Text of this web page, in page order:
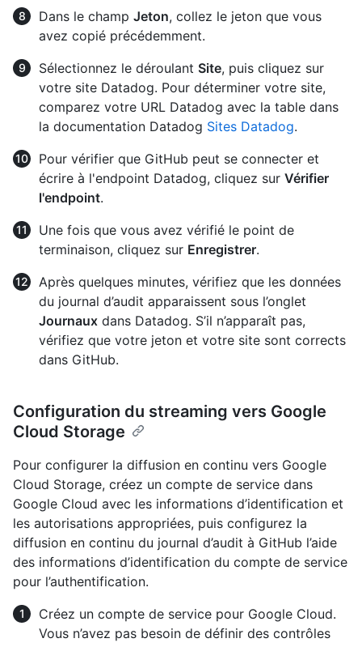
Dans le champ Jeton, collez le jeton que vous
avez copié précédemment.
Sélectionnez le déroulant Site, puis cliquez sur
votre site Datadog. Pour déterminer votre site,
comparez votre URL Datadog avec la table dans
la documentation Datadog Sites Datadog.
Pour vérifier que GitHub peut se connecter et
écrire à l'endpoint Datadog, cliquez sur Vérifier
l'endpoint.
Une fois que vous avez vérifié le point de
terminaison, cliquez sur Enregistrer.
Après quelques minutes, vérifiez que les données
du journal d’audit apparaissent sous l’onglet
Journaux dans Datadog. S’il n’apparaît pas,
vérifiez que votre jeton et votre site sont corrects
dans GitHub.
Configuration du streaming vers Google
Cloud Storage
Pour configurer la diffusion en continu vers Google
Cloud Storage, créez un compte de service dans
Google Cloud avec les informations d’identification et
les autorisations appropriées, puis configurez la
diffusion en continu du journal d’audit à GitHub l’aide
des informations d’identification du compte de service
pour l’authentification.
Créez un compte de service pour Google Cloud.
Vous n’avez pas besoin de définir des contrôles